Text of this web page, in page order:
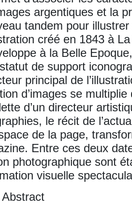
argentiques et la
tandem pour
créé en 1843 à
à la Belle
de support
principal de
d’images se multiplie
d’un directeur
le récit de
de la page,
Entre ces deux
photographique sont
visuelle
Abstract